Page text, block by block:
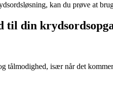
kan du prøve at
til din
tålmodighed, især når det